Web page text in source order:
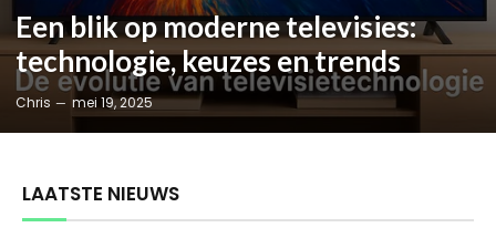
Een blik op moderne televisies:
technologie, keuzes en trends
Chris mei 19, 2025
LAATSTE NIEUWS